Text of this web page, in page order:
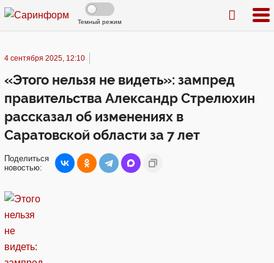
Темный режим
4 сентября 2025, 12:10
«Этого нельзя не видеть»: зампред
правительства Александр Стрелюхин
рассказал об изменениях в
Саратовской области за 7 лет
Поделиться
новостью: